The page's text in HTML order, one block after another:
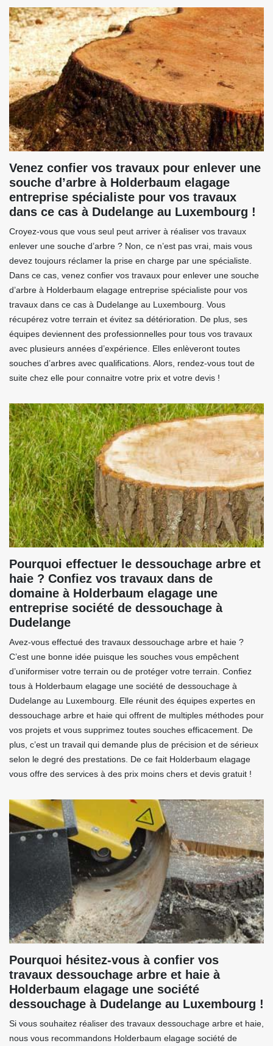
Venez confier vos travaux pour enlever une
souche d’arbre à Holderbaum elagage
entreprise spécialiste pour vos travaux
dans ce cas à Dudelange au Luxembourg !
Croyez-vous que vous seul peut arriver à réaliser vos travaux
enlever une souche d’arbre ? Non, ce n’est pas vrai, mais vous
devez toujours réclamer la prise en charge par une spécialiste.
Dans ce cas, venez confier vos travaux pour enlever une souche
d’arbre à Holderbaum elagage entreprise spécialiste pour vos
travaux dans ce cas à Dudelange au Luxembourg. Vous
récupérez votre terrain et évitez sa détérioration. De plus, ses
équipes deviennent des professionnelles pour tous vos travaux
avec plusieurs années d’expérience. Elles enlèveront toutes
souches d’arbres avec qualifications. Alors, rendez-vous tout de
suite chez elle pour connaitre votre prix et votre devis !
Pourquoi effectuer le dessouchage arbre et
haie ? Confiez vos travaux dans de
domaine à Holderbaum elagage une
entreprise société de dessouchage à
Dudelange
Avez-vous effectué des travaux dessouchage arbre et haie ?
C’est une bonne idée puisque les souches vous empêchent
d’uniformiser votre terrain ou de protéger votre terrain. Confiez
tous à Holderbaum elagage une société de dessouchage à
Dudelange au Luxembourg. Elle réunit des équipes expertes en
dessouchage arbre et haie qui offrent de multiples méthodes pour
vos projets et vous supprimez toutes souches efficacement. De
plus, c’est un travail qui demande plus de précision et de sérieux
selon le degré des prestations. De ce fait Holderbaum elagage
vous offre des services à des prix moins chers et devis gratuit !
Pourquoi hésitez-vous à confier vos
travaux dessouchage arbre et haie à
Holderbaum elagage une société
dessouchage à Dudelange au Luxembourg !
Si vous souhaitez réaliser des travaux dessouchage arbre et haie,
nous vous recommandons Holderbaum elagage société de